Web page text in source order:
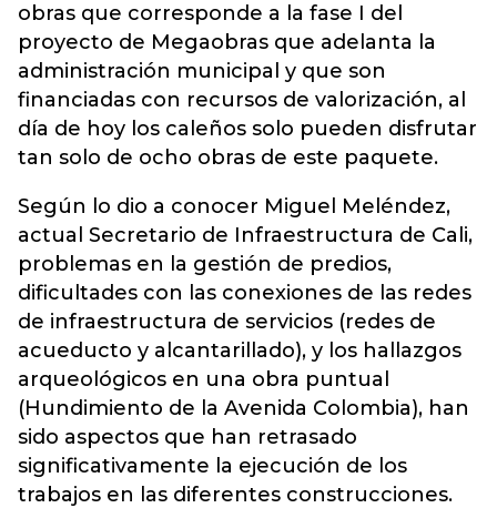
obras que corresponde a la fase I del
proyecto de Megaobras que adelanta la
administración municipal y que son
financiadas con recursos de valorización, al
día de hoy los caleños solo pueden disfrutar
tan solo de ocho obras de este paquete.
Según lo dio a conocer Miguel Meléndez,
actual Secretario de Infraestructura de Cali,
problemas en la gestión de predios,
dificultades con las conexiones de las redes
de infraestructura de servicios (redes de
acueducto y alcantarillado), y los hallazgos
arqueológicos en una obra puntual
(Hundimiento de la Avenida Colombia), han
sido aspectos que han retrasado
significativamente la ejecución de los
trabajos en las diferentes construcciones.